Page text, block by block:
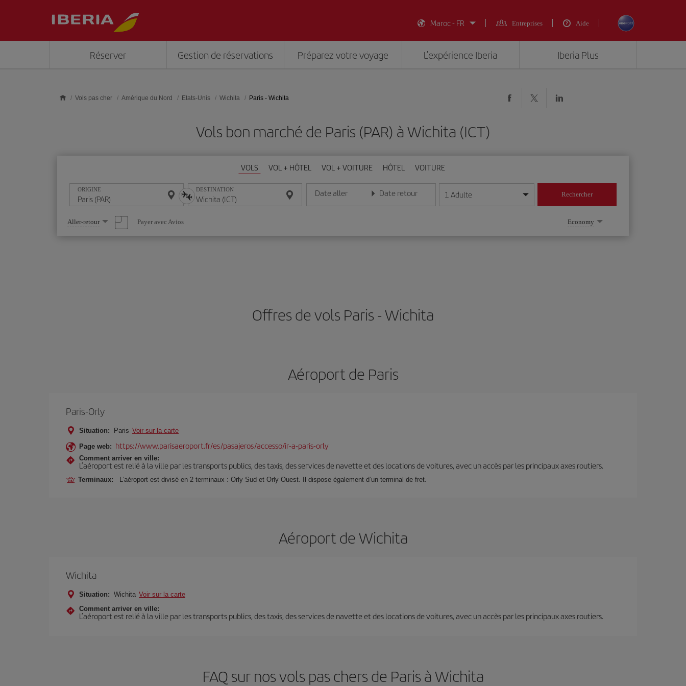
Maroc - FR
Entreprises Aide
Réserver Gestion de réservations Préparez votre voyage L’expérience Iberia Iberia Plus
Vols pas cher Amérique du Nord Etats-Unis Wichita Paris - Wichita
Vols bon marché de Paris (PAR) à Wichita (ICT)
VOLS VOL + HÔTEL VOL + VOITURE HÔTEL VOITURE
ORIGINE DESTINATION Date aller
Entrez la date au format jour/mois/année
Date retour
Entrez la date au format jour/mois/année
1 Adulte Rechercher
Sélectionnez
une
option
Aller-retour Payer avec Avios Economy
Offres de vols Paris - Wichita
Aéroport de Paris
Paris-Orly
Situation: Paris Voir sur la carte
Page web: https://www.parisaeroport.fr/es/pasajeros/accesso/ir-a-paris-orly
Comment arriver en ville:
L’aéroport est relié à la ville par les transports publics, des taxis, des services de navette et des locations de voitures, avec un accès par les principaux axes routiers.
Terminaux: L’aéroport est divisé en 2 terminaux : Orly Sud et Orly Ouest. Il dispose également d’un terminal de fret.
Aéroport de Wichita
Wichita
Situation: Wichita Voir sur la carte
Comment arriver en ville:
L’aéroport est relié à la ville par les transports publics, des taxis, des services de navette et des locations de voitures, avec un accès par les principaux axes routiers.
FAQ sur nos vols pas chers de Paris à Wichita